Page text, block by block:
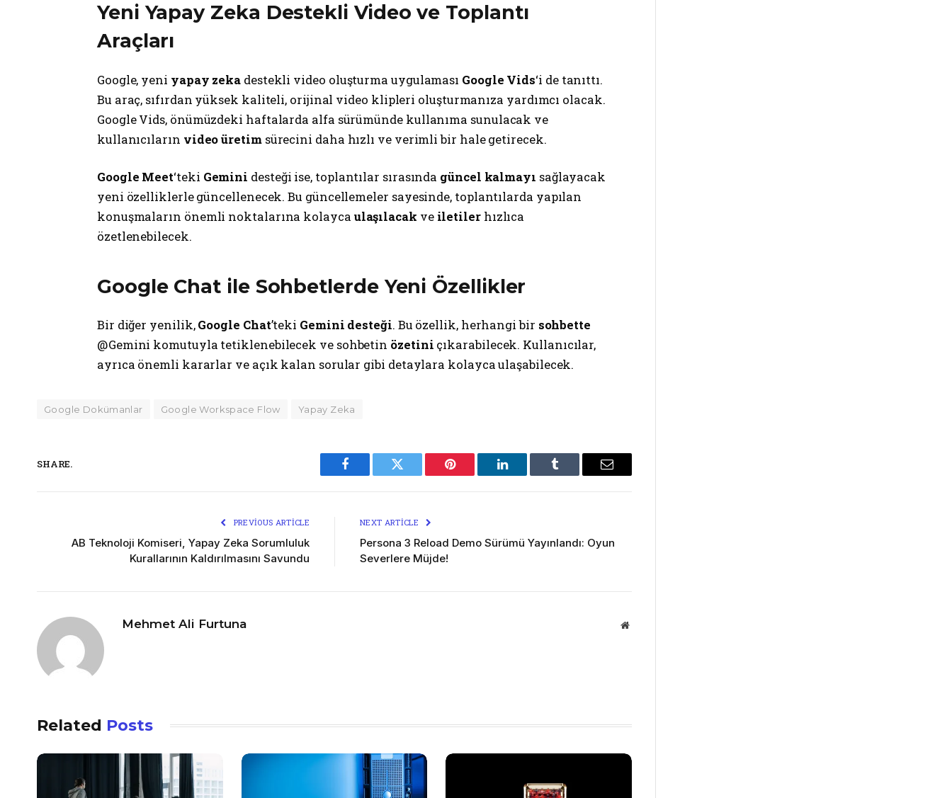
Yeni Yapay Zeka Destekli Video ve Toplantı
Araçları
Google, yeni yapay zeka destekli video oluşturma uygulaması Google Vids‘i de tanıttı.
Bu araç, sıfırdan yüksek kaliteli, orijinal video klipleri oluşturmanıza yardımcı olacak.
Google Vids, önümüzdeki haftalarda alfa sürümünde kullanıma sunulacak ve
kullanıcıların video üretimsürecini daha hızlı ve verimli bir hale getirecek.
Google Meet‘teki Gemini desteği ise, toplantılar sırasında güncel kalmayı sağlayacak
yeni özelliklerle güncellenecek. Bu güncellemeler sayesinde, toplantılarda yapılan
konuşmaların önemli noktalarına kolayca ulaşılacak ve iletilerhızlıca
özetlenebilecek.
Google Chat ile Sohbetlerde Yeni Özellikler
Bir diğer yenilik,Google Chat’teki Gemini desteği. Bu özellik, herhangi bir sohbette
@Gemini komutuyla tetiklenebilecek ve sohbetin özetini çıkarabilecek. Kullanıcılar,
ayrıca önemli kararlar ve açık kalan sorular gibi detaylara kolayca ulaşabilecek.
Google Dokümanlar Google Workspace Flow Yapay Zeka
SHARE.
Facebook Twitter Pinterest LinkedIn Tumblr Email
PREVIOUS ARTICLE
AB Teknoloji Komiseri, Yapay Zeka Sorumluluk
Kurallarının Kaldırılmasını Savundu
NEXT ARTICLE
Persona 3 Reload Demo Sürümü Yayınlandı: Oyun
Severlere Müjde!
Mehmet Ali Furtuna Website
Related Posts